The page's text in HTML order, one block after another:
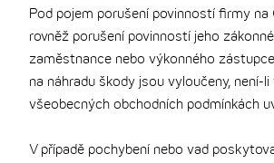
Pod pojem porušení povinností firmy na
rovněž porušení povinností jeho
zaměstnance nebo výkonného
na náhradu škody jsou vyloučeny, není-
všeobecných obchodních podmínkách
V případě pochybení nebo vad